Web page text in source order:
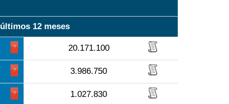
últimos 12 meses
20.171.100
3.986.750
1.027.830